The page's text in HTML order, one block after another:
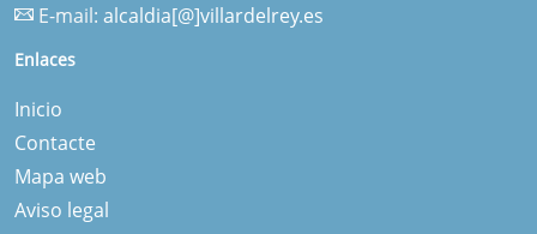
E-mail: alcaldia[@]villardelrey.es
Enlaces
Inicio
Contacte
Mapa web
Aviso legal